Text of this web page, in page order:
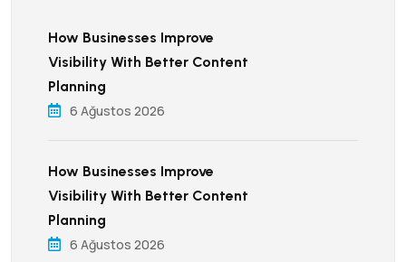
How Businesses Improve
Visibility With Better Content
Planning
6 Ağustos 2026
How Businesses Improve
Visibility With Better Content
Planning
6 Ağustos 2026